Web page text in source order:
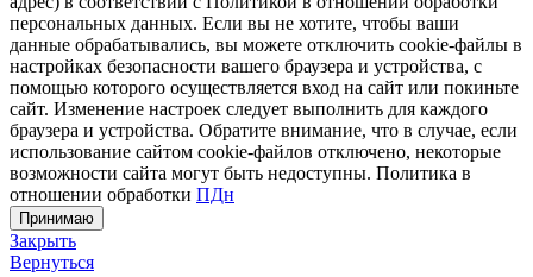
персональных данных. Если вы не хотите, чтобы ваши
данные обрабатывались, вы можете отключить cookie-файлы в
настройках безопасности вашего браузера и устройства, с
помощью которого осуществляется вход на сайт или покиньте
сайт. Изменение настроек следует выполнить для каждого
браузера и устройства. Обратите внимание, что в случае, если
использование сайтом cookie-файлов отключено, некоторые
возможности сайта могут быть недоступны. Политика в
отношении обработки ПДн
Принимаю
Закрыть
Вернуться